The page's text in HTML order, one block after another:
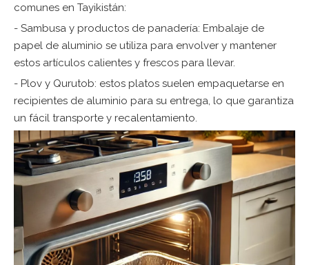
comunes en Tayikistán:
- Sambusa y productos de panadería: Embalaje de
papel de aluminio se utiliza para envolver y mantener
estos artículos calientes y frescos para llevar.
- Plov y Qurutob: estos platos suelen empaquetarse en
recipientes de aluminio para su entrega, lo que garantiza
un fácil transporte y recalentamiento.